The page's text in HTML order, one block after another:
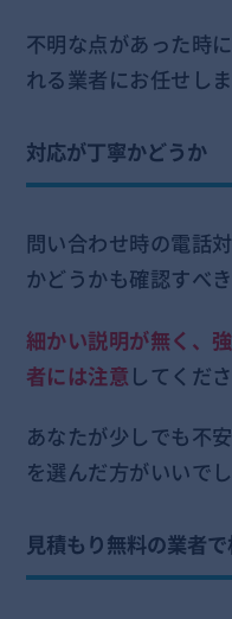
不明な点があった時
れる業者にお任せしま
対応が丁寧かどうか
問い合わせ時の電話
かどうかも確認すべ
細かい説明が無く、
者には注意してくださ
あなたが少しでも不
を選んだ方がいいでし
見積もり無料の業者